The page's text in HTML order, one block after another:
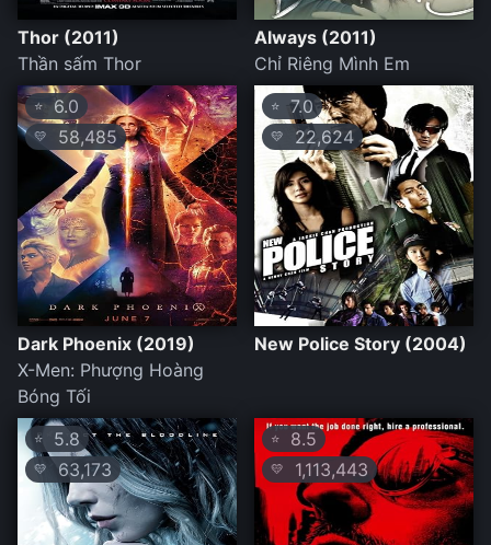
Thor (2011)
Thần sấm Thor
Always (2011)
Chỉ Riêng Mình Em
⭐ 6.0
💛 58,485
Dark Phoenix (2019)
X-Men: Phượng Hoàng
Bóng Tối
⭐ 7.0
💛 22,624
New Police Story (2004)
⭐ 5.8
💛 63,173
⭐ 8.5
💛 1,113,443